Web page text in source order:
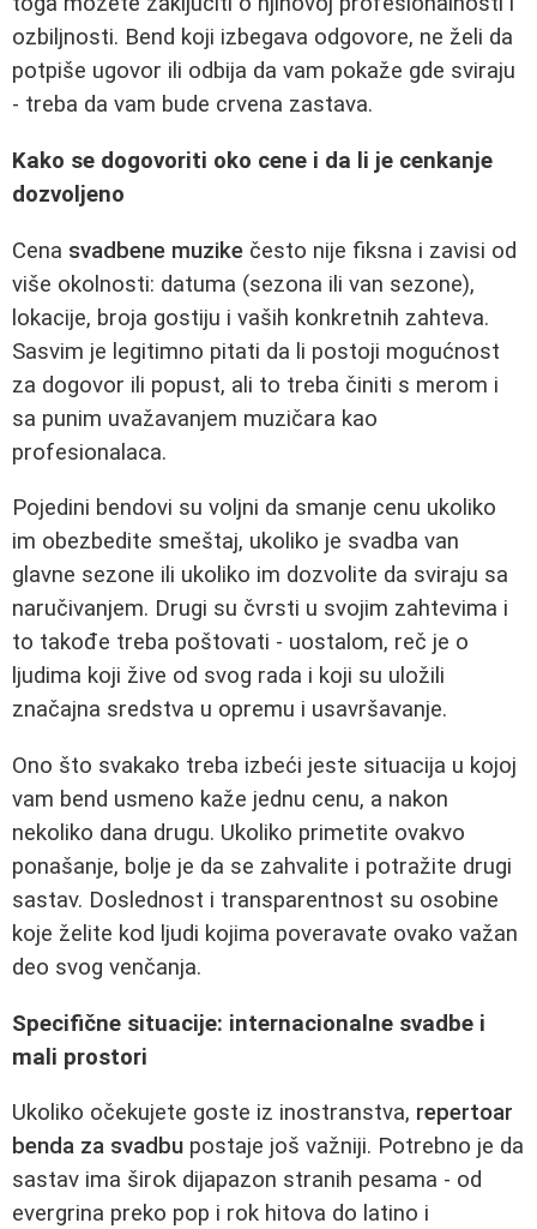
ozbiljnosti. Bend koji izbegava odgovore, ne želi da
potpiše ugovor ili odbija da vam pokaže gde sviraju
- treba da vam bude crvena zastava.
Kako se dogovoriti oko cene i da li je cenkanje
dozvoljeno
Cena svadbene muzike često nije fiksna i zavisi od
više okolnosti: datuma (sezona ili van sezone),
lokacije, broja gostiju i vaših konkretnih zahteva.
Sasvim je legitimno pitati da li postoji mogućnost
za dogovor ili popust, ali to treba činiti s merom i
sa punim uvažavanjem muzičara kao
profesionalaca.
Pojedini bendovi su voljni da smanje cenu ukoliko
im obezbedite smeštaj, ukoliko je svadba van
glavne sezone ili ukoliko im dozvolite da sviraju sa
naručivanjem. Drugi su čvrsti u svojim zahtevima i
to takođe treba poštovati - uostalom, reč je o
ljudima koji žive od svog rada i koji su uložili
značajna sredstva u opremu i usavršavanje.
Ono što svakako treba izbeći jeste situacija u kojoj
vam bend usmeno kaže jednu cenu, a nakon
nekoliko dana drugu. Ukoliko primetite ovakvo
ponašanje, bolje je da se zahvalite i potražite drugi
sastav. Doslednost i transparentnost su osobine
koje želite kod ljudi kojima poveravate ovako važan
deo svog venčanja.
Specifične situacije: internacionalne svadbe i
mali prostori
Ukoliko očekujete goste iz inostranstva, repertoar
benda za svadbu postaje još važniji. Potrebno je da
sastav ima širok dijapazon stranih pesama - od
evergrina preko pop i rok hitova do latino i